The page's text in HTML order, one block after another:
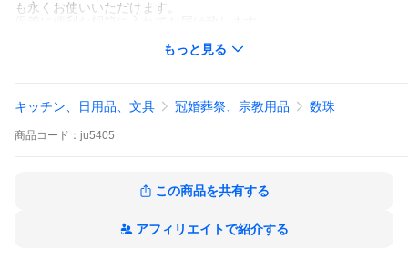
も永くお使いいただけます。
もっと見る
キッチン、日用品、文具 冠婚葬祭、宗教用品 数珠
商品 コード： ju5405
この商品を共有する
アフィリエイトで紹介する